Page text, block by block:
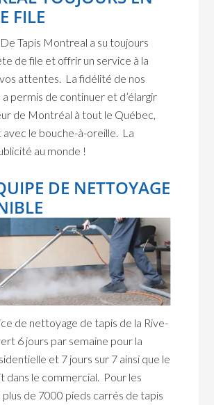
FILE
Tapis Montreal a su toujours
de file et offrir un service à la
attentes. La fidélité de nos
a permis de continuer et d’élargir
de Montréal à tout le Québec,
le bouche-à-oreille. La
au monde !
DE NETTOYAGE
de nettoyage de tapis de la Rive-
6 jours par semaine pour la
et 7 jours sur 7 ainsi que le
dans le commercial. Pour les
de 7000 pieds carrés de tapis